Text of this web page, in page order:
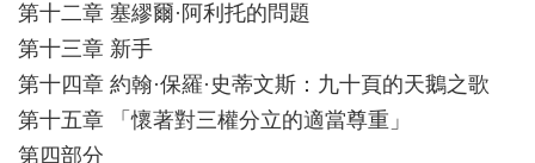
第十二章 塞繆爾·阿利托的問題
第十三章 新手
第十四章 約翰·保羅·史蒂文斯：九十頁的天鵝之歌
第十五章 「懷著對三權分立的適當尊重」
第四部分